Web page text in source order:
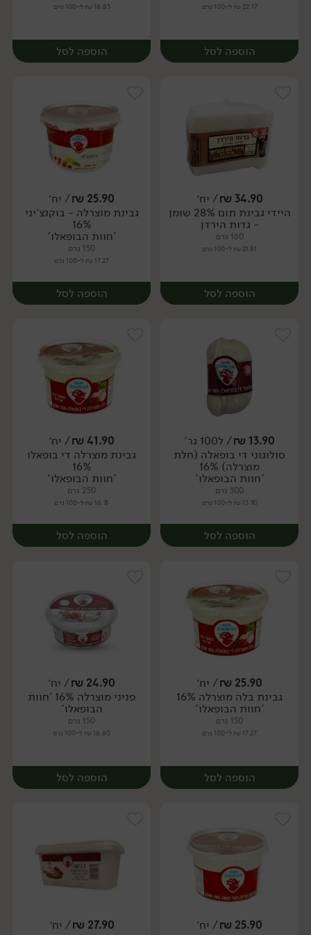
22.17 ₪ ל-100 גרם
הוספה לסל
יח׳
18.83 ₪ ל-100 גרם
הוספה לסל
יח׳
34.90
₪/ יח׳
היידי גבינת תום 28% שומן
- גדות הירדן
160 גרם
21.81 ₪ ל-100 גרם
הוספה לסל
יח׳
25.90
₪/ יח׳
גבינת מוצרלה - בוקנצ'יני
16%
'חוות הבופאלו'
150 גרם
17.27 ₪ ל-100 גרם
הוספה לסל
יח׳
13.90
₪/ ל100 גר'
סולוגוני די בופאלה (חלת
מוצרלה) 16%
'חוות הבופאלו'
300 גרם
13.90 ₪ ל-100 גרם
הוספה לסל
יח׳
41.90
₪/ יח׳
גבינת מוצרלה די בופאלו
16%
'חוות הבופאלו'
250 גרם
16.76 ₪ ל-100 גרם
הוספה לסל
יח׳
25.90
₪/ יח׳
גבינת בלה מוצרלה 16%
'חוות הבופאלו'
150 גרם
17.27 ₪ ל-100 גרם
הוספה לסל
24.90
₪/ יח׳
פניני מוצרלה 16% 'חוות
הבופאלו'
150 גרם
16.60 ₪ ל-100 גרם
הוספה לסל
25.90
₪/ יח׳
27.90
₪/ יח׳